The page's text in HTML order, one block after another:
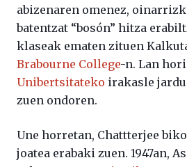
abizenaren omenez,
batentzat “bosón” hitza
klaseak ematen zituen
Brabourne College-n. Lan hori
Unibertsitateko irakasle
zuen ondoren.
Une horretan, Chattterjee
joatea erabaki zuen. 1947an,